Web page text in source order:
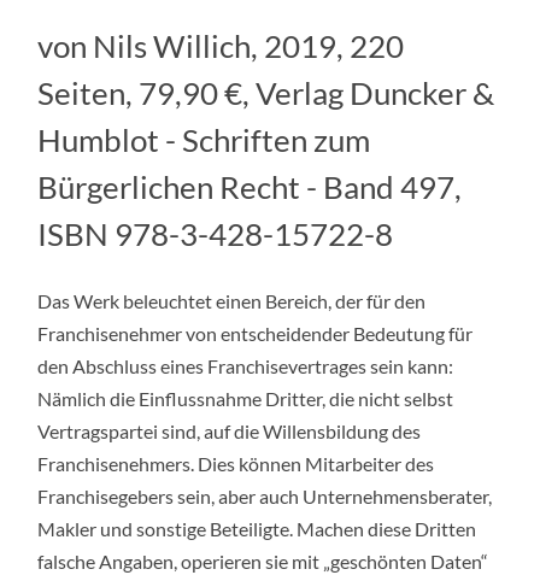
von Nils Willich, 2019, 220
Seiten, 79,90 €, Verlag Duncker &
Humblot - Schriften zum
Bürgerlichen Recht - Band 497,
ISBN 978-3-428-15722-8
Das Werk beleuchtet einen Bereich, der für den
Franchisenehmer von entscheidender Bedeutung für
den Abschluss eines Franchisevertrages sein kann:
Nämlich die Einflussnahme Dritter, die nicht selbst
Vertragspartei sind, auf die Willensbildung des
Franchisenehmers. Dies können Mitarbeiter des
Franchisegebers sein, aber auch Unternehmensberater,
Makler und sonstige Beteiligte. Machen diese Dritten
falsche Angaben, operieren sie mit „geschönten Daten“